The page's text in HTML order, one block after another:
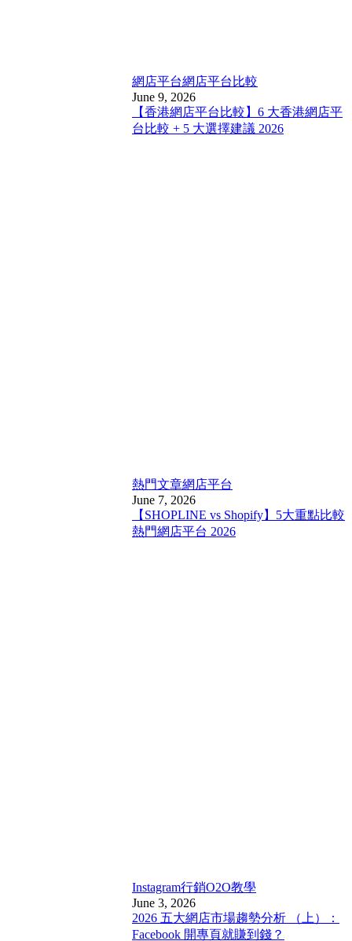
網店平台網店平台比較
June 9, 2026
【香港網店平台比較】6 大香港網店平
台比較 + 5 大選擇建議 2026
熱門文章網店平台
June 7, 2026
【SHOPLINE vs Shopify】5大重點比較
熱門網店平台 2026
Instagram行銷O2O教學
June 3, 2026
2026 五大網店市場趨勢分析 （上）：
Facebook 開專頁就賺到錢？